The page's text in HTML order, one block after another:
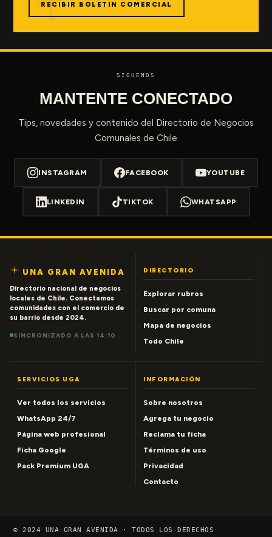
RECIBIR BOLETIN COMERCIAL
SÍGUENOS
MANTENTE CONECTADO
Tips, novedades y contenido del Directorio de Negocios
Comunales de Chile
INSTAGRAM FACEBOOK YOUTUBE
LINKEDIN TIKTOK WHATSAPP
UNA GRAN AVENIDA
Directorio nacional de negocios
locales de Chile. Conectamos
comunidades con el comercio de
su barrio desde 2024.
SINCRONIZADO A LAS 14:10
DIRECTORIO
Explorar rubros
Buscar por comuna
Mapa de negocios
Todo Chile
SERVICIOS UGA
Ver todos los servicios
WhatsApp 24/7
Página web profesional
Ficha Google
Pack Premium UGA
INFORMACIÓN
Sobre nosotros
Agrega tu negocio
Reclama tu ficha
Términos de uso
Privacidad
Contacto
© 2024 UNA GRAN AVENIDA · TODOS LOS DERECHOS